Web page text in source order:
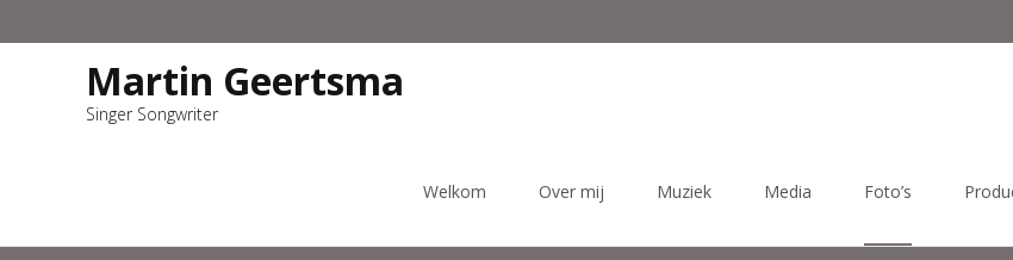
Martin Geertsma
Singer Songwriter
naar
inhoud
Welkom Over mij Muziek Media Foto’s